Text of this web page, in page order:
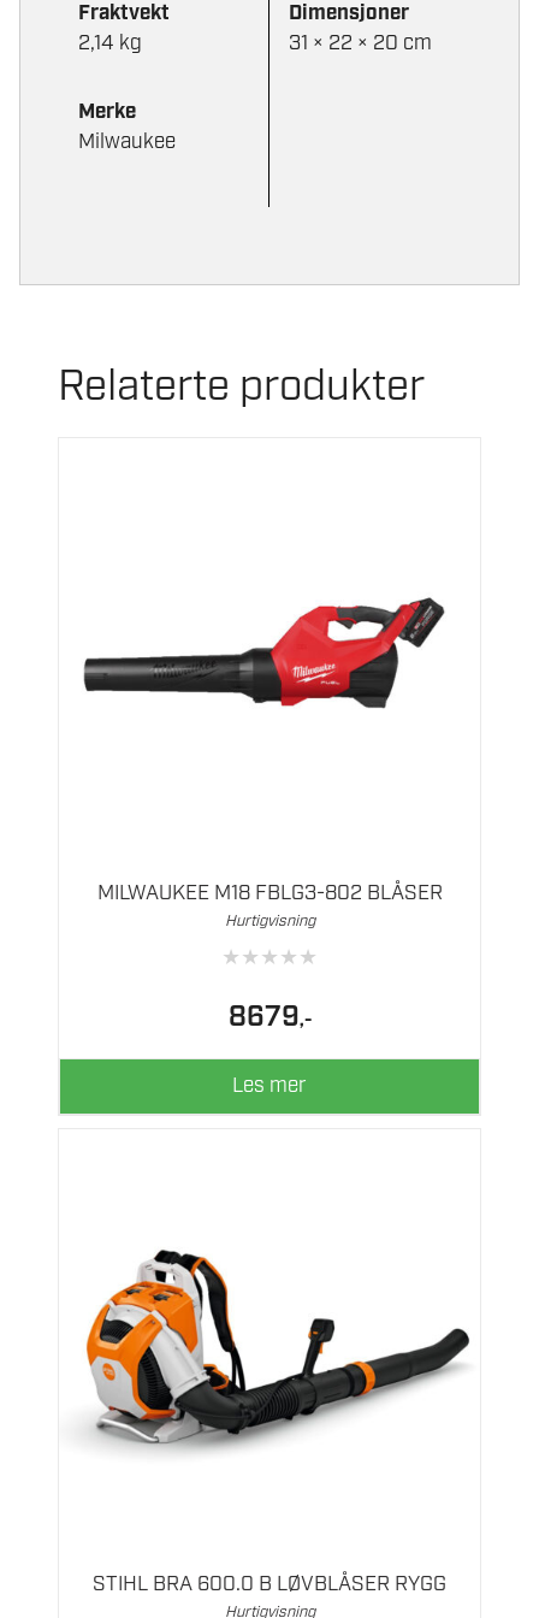
Fraktvekt
2,14 kg
Dimensjoner
31 × 22 × 20 cm
Merke
Milwaukee
Relaterte produkter
MILWAUKEE M18 FBLG3-802 BLÅSER
Hurtigvisning
★★★★★
8679,-
Les mer
STIHL BRA 600.0 B LØVBLÅSER RYGG
Hurtigvisning